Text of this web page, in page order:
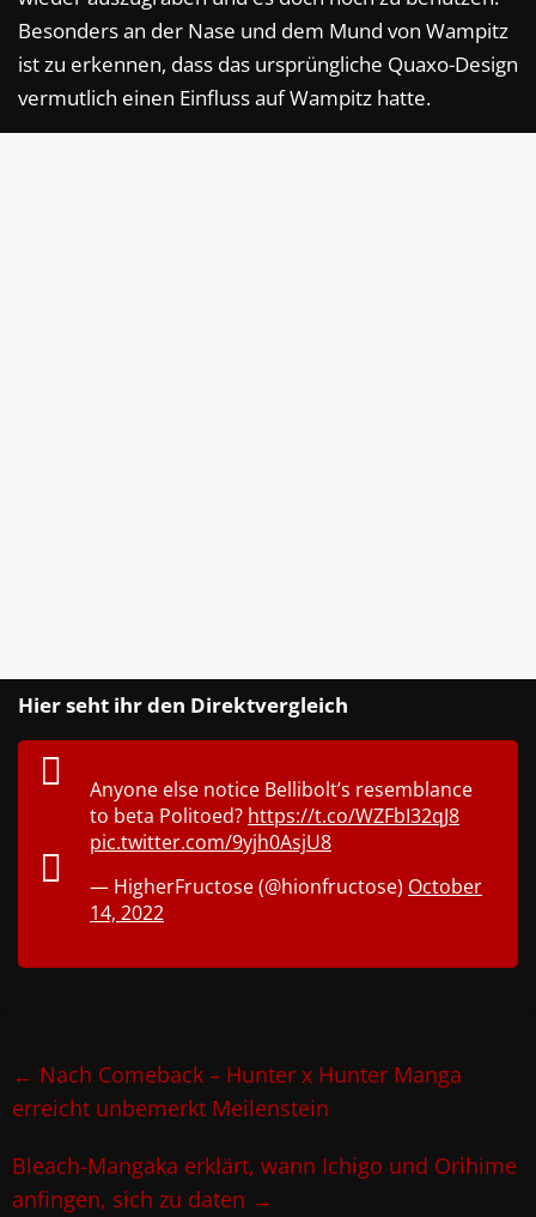
Besonders an der Nase und dem Mund von Wampitz
ist zu erkennen, dass das ursprüngliche Quaxo-Design
vermutlich einen Einfluss auf Wampitz hatte.
Hier seht ihr den Direktvergleich
Anyone else notice Bellibolt’s resemblance
to beta Politoed? https://t.co/WZFbI32qJ8
pic.twitter.com/9yjh0AsjU8
— HigherFructose (@hionfructose) October
14, 2022
← Nach Comeback – Hunter x Hunter Manga
erreicht unbemerkt Meilenstein
Bleach-Mangaka erklärt, wann Ichigo und Orihime
anfingen, sich zu daten →